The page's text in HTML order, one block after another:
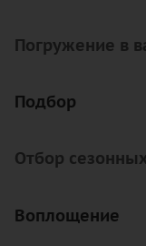
Погружение в
Подбор
Отбор
Воплощение